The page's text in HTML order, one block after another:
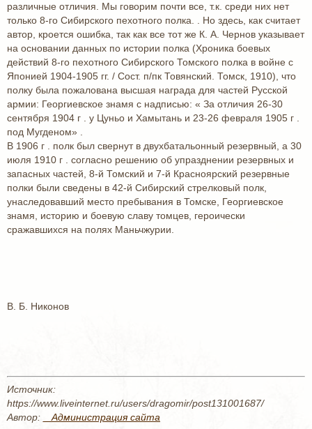
различные отличия. Мы говорим почти все, т.к. среди них нет
только 8-го Сибирского пехотного полка. . Но здесь, как считает
автор, кроется ошибка, так как все тот же К. А. Чернов указывает
на основании данных по истории полка (Хроника боевых
действий 8-го пехотного Сибирского Томского полка в войне с
Японией 1904-1905 гг. / Сост. п/пк Товянский. Томск, 1910), что
полку была пожалована высшая награда для частей Русской
армии: Георгиевское знамя с надписью: « За отличия 26-30
сентября 1904 г . у Цуньо и Хамытань и 23-26 февраля 1905 г .
под Мугденом» .
В 1906 г . полк был свернут в двухбатальонный резервный, а 30
июля 1910 г . согласно решению об упразднении резервных и
запасных частей, 8-й Томский и 7-й Красноярский резервные
полки были сведены в 42-й Сибирский стрелковый полк,
унаследовавший место пребывания в Томске, Георгиевское
знамя, историю и боевую славу томцев, героически
сражавшихся на полях Маньчжурии.
В. Б. Никонов
Источник:
https://www.liveinternet.ru/users/dragomir/post131001687/
Автор:
_ Администрация сайта